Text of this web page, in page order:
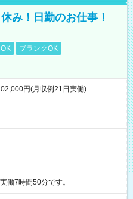
み！日勤のお仕事！
ブランクOK
円(月収例21日実働)
うち実働7時間50分です。